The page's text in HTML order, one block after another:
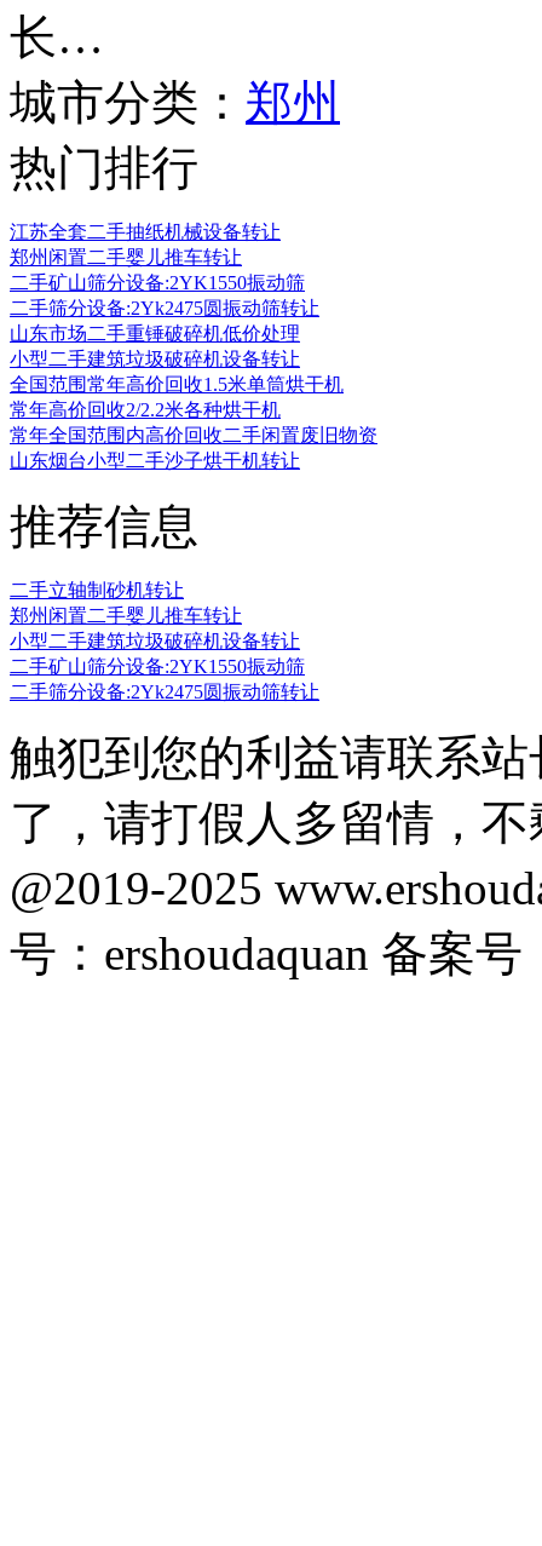
长…
城市分类： 郑州
热门排行
江苏全套二手抽纸机械设备转让
郑州闲置二手婴儿推车转让
二手矿山筛分设备:2YK1550振动筛
二手筛分设备:2Yk2475圆振动筛转让
山东市场二手重锤破碎机低价处理
小型二手建筑垃圾破碎机设备转让
全国范围常年高价回收1.5米单筒烘干机
常年高价回收2/2.2米各种烘干机
常年全国范围内高价回收二手闲置废旧物资
山东烟台小型二手沙子烘干机转让
推荐信息
二手立轴制砂机转让
郑州闲置二手婴儿推车转让
小型二手建筑垃圾破碎机设备转让
二手矿山筛分设备:2YK1550振动筛
二手筛分设备:2Yk2475圆振动筛转让
触犯到您的利益请联系
了，请打假人多留情，
@2019-2025
号：ershoudaquan 备案